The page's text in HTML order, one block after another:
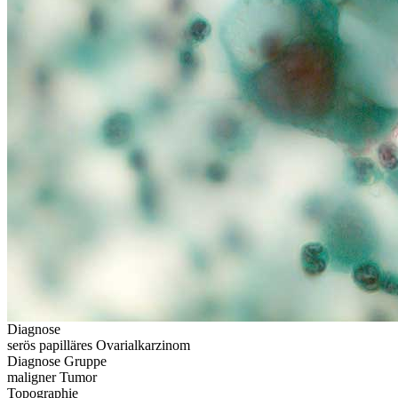
Diagnose
serös papilläres Ovarialkarzinom
Diagnose Gruppe
maligner Tumor
Topographie